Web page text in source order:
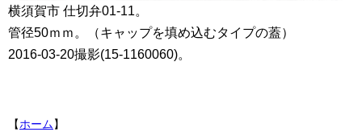
横須賀市 仕切弁01-11。
管径50ｍｍ。（キャップを填め込むタイプの蓋）
2016-03-20撮影(15-1160060)。
【ホーム】